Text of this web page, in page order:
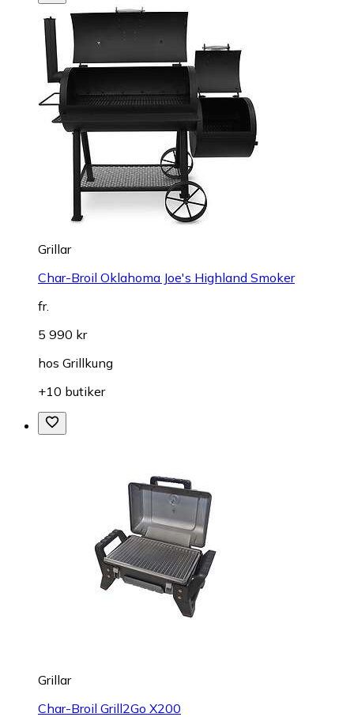
Grillar
Char-Broil Oklahoma Joe's Highland Smoker
fr.
5 990 kr
hos Grillkung
+10 butiker
Grillar
Char-Broil Grill2Go X200